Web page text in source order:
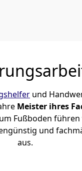
und
Meister ihres
Fußboden
und
aus.